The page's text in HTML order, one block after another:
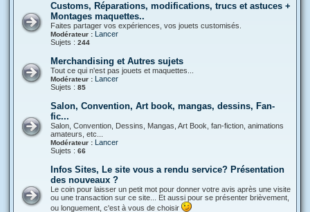
Customs, Réparations, modifications, trucs et astuces +
Montages maquettes..
Faites partager vos expériences, vos jouets customisés.
Modérateur : Lancer
Sujets : 244
Merchandising et Autres sujets
Tout ce qui n'est pas jouets et maquettes...
Modérateur : Lancer
Sujets : 85
Salon, Convention, Art book, mangas, dessins, Fan-
fic...
Salon, Convention, Dessins, Mangas, Art Book, fan-fiction, animations
amateurs, etc...
Modérateur : Lancer
Sujets : 66
Infos Sites, Le site vous a rendu service? Présentation
des nouveaux ?
Le coin pour laisser un petit mot pour donner votre avis après une visite
ou une transaction sur ce site... Et aussi pour se présenter brièvement,
ou longuement, c'est à vous de choisir